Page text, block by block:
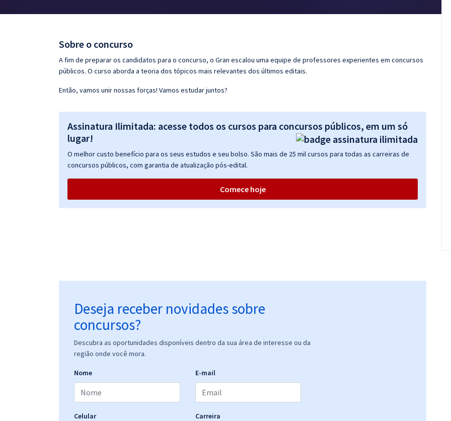
Conteúdo gratuito
Sobre o concurso
A fim de preparar os candidatos para o concurso, o Gran escalou uma equipe de professores experientes em concursos
públicos. O curso aborda a teoria dos tópicos mais relevantes dos últimos editais.
Então, vamos unir nossas forças! Vamos estudar juntos?
Assinatura Ilimitada: acesse todos os cursos para concursos públicos, em um só
lugar!
O melhor custo benefício para os seus estudos e seu bolso. São mais de 25 mil cursos para todas as carreiras de
concursos públicos, com garantia de atualização pós-edital.
Comece hoje
Deseja receber novidades sobre
concursos?
Descubra as oportunidades disponíveis dentro da sua área de interesse ou da
região onde você mora.
Nome E-mail
Celular Carreira